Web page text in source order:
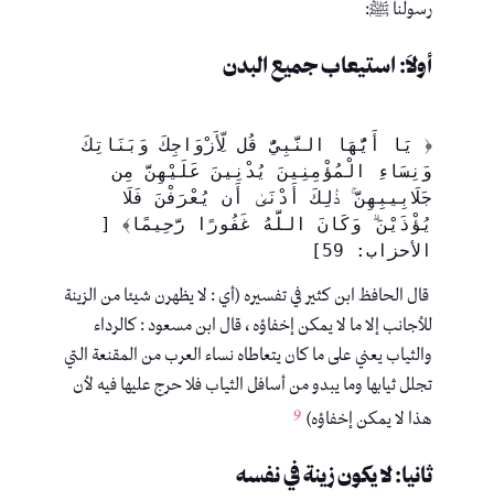
رسولنا ﷺ:
أولاَ: استيعاب جميع البدن
﴿ يَا أَيُّهَا النَّبِيُّ قُل لِّأَزْوَاجِكَ وَبَنَاتِكَ
وَنِسَاءِ الْمُؤْمِنِينَ يُدْنِينَ عَلَيْهِنَّ مِن
الأحزاب: 59]
قال الحافظ ابن كثير في تفسيره (أي : لا يظهرن شيئا من الزينة
للأجانب إلا ما لا يمكن إخفاؤه ، قال ابن مسعود : كالرداء
والثياب يعني على ما كان يتعاطاه نساء العرب من المقنعة التي
تجلل ثيابها وما يبدو من أسافل الثياب فلا حرج عليها فيه لأن
هذا لا يمكن إخفاؤه) 9
ثانيا: لا يكون زينة في نفسه